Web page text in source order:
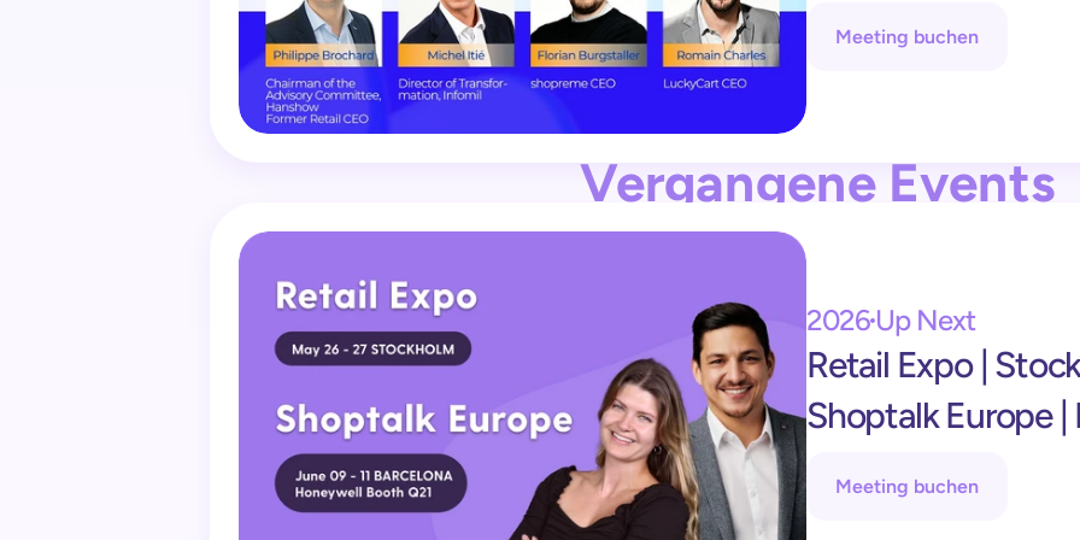
Meeting buchen
Vergangene Events
2026 Up Next
Retail Expo |
Shoptalk Europe |
Meeting buchen